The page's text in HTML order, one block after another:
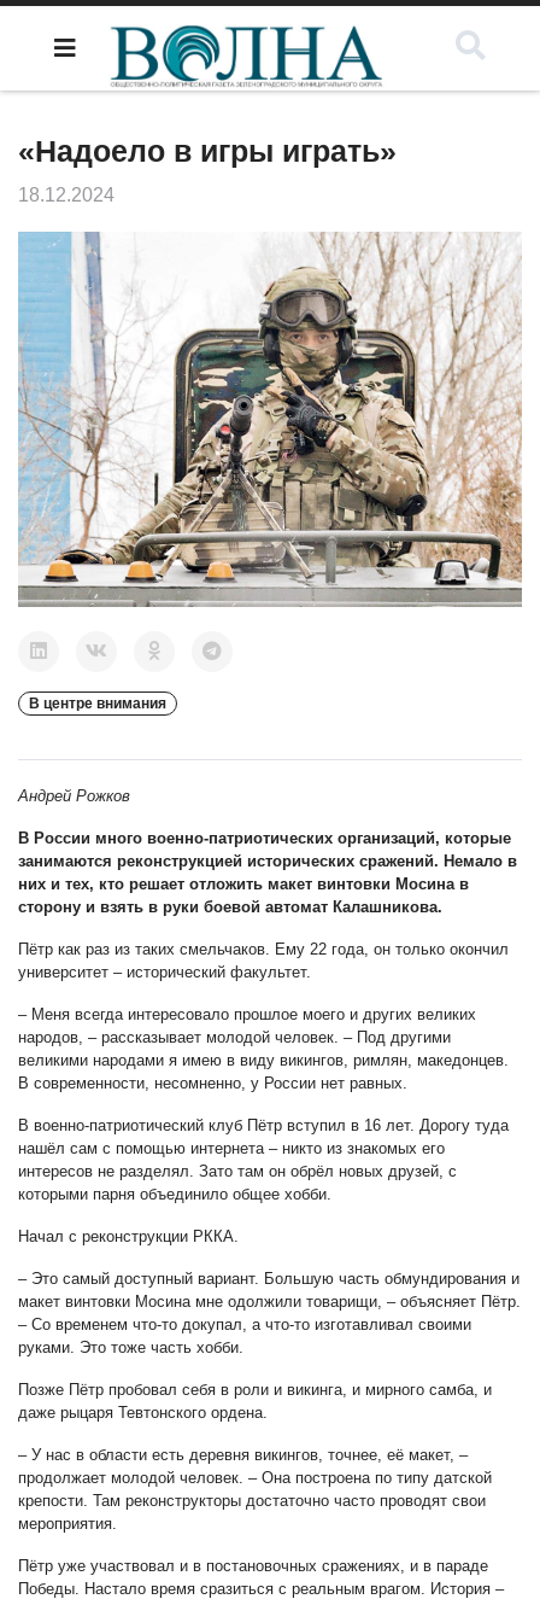
«Надоело в игры играть»
18.12.2024
В центре внимания
Андрей Рожков
В России много военно-патриотических организаций, которые
занимаются реконструкцией исторических сражений. Немало в
них и тех, кто решает отложить макет винтовки Мосина в
сторону и взять в руки боевой автомат Калашникова.
Пётр как раз из таких смельчаков. Ему 22 года, он только окончил
университет – исторический факультет.
– Меня всегда интересовало прошлое моего и других великих
народов, – рассказывает молодой человек. – Под другими
великими народами я имею в виду викингов, римлян, македонцев.
В современности, несомненно, у России нет равных.
В военно-патриотический клуб Пётр вступил в 16 лет. Дорогу туда
нашёл сам с помощью интернета – никто из знакомых его
интересов не разделял. Зато там он обрёл новых друзей, с
которыми парня объединило общее хобби.
Начал с реконструкции РККА.
– Это самый доступный вариант. Большую часть обмундирования и
макет винтовки Мосина мне одолжили товарищи, – объясняет Пётр.
– Со временем что-то докупал, а что-то изготавливал своими
руками. Это тоже часть хобби.
Позже Пётр пробовал себя в роли и викинга, и мирного самба, и
даже рыцаря Тевтонского ордена.
– У нас в области есть деревня викингов, точнее, её макет, –
продолжает молодой человек. – Она построена по типу датской
крепости. Там реконструкторы достаточно часто проводят свои
мероприятия.
Пётр уже участвовал и в постановочных сражениях, и в параде
Победы. Настало время сразиться с реальным врагом. История –